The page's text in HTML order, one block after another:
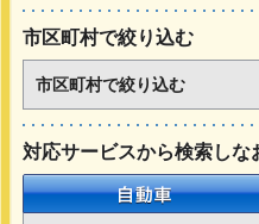
市区町村で絞り込む
市区町村で絞り込む
対応サービスから検索しな
自動車